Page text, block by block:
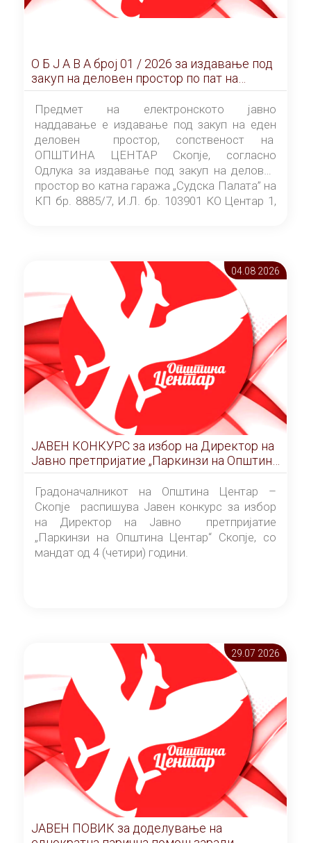
О Б Ј А В А брoj 01 / 2026 за издавање под
закуп на деловен простор по пат на
ЕЛЕКТРОНСКО ЈАВНО НАДДАВАЊЕ
Предмет на електронското јавно
наддавање е издавање под закуп на еден
деловен простор, сопственост на
ОПШТИНА ЦЕНТАР Скопје, согласно
Одлука за издавање под закуп на деловен
простор во катна гаража „Судска Палата” на
КП бр. 8885/7, И.Л. бр. 103901 КО Центар 1,
Скопје” број 9/2026), за времетраење од 3
(три) години од денот на потпишувањето на
Договорот за закуп со најповолниот
понудувач.
04.08 2026
ЈАВЕН КОНКУРС за избор на Директор на
Јавно претпријатие „Паркинзи на Општина
Центар“ – Скопје
Градоначалникот на Општина Центар –
Скопје распишува Јавен конкурс за избор
на Директор на Јавно претпријатие
„Паркинзи на Општина Центар“ Скопје, со
мандат од 4 (четири) години.
29.07 2026
ЈАВЕН ПОВИК за доделување на